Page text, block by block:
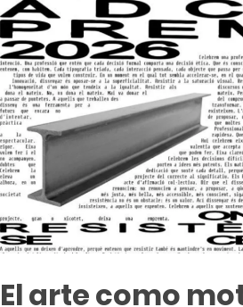
El arte como